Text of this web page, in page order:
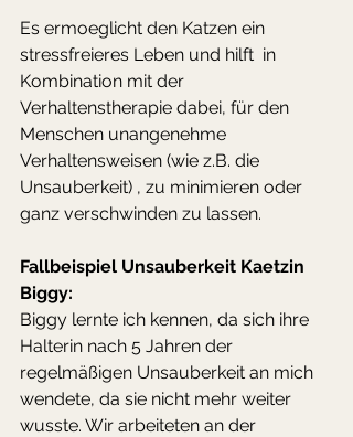
Es ermoeglicht den Katzen ein
stressfreieres Leben und hilft  in
Kombination mit der
Verhaltenstherapie dabei, für den
Menschen unangenehme
Verhaltensweisen (wie z.B. die
Unsauberkeit) , zu minimieren oder
ganz verschwinden zu lassen.
Fallbeispiel Unsauberkeit Kaetzin
Biggy:
Biggy lernte ich kennen, da sich ihre
Halterin nach 5 Jahren der
regelmäßigen Unsauberkeit an mich
wendete, da sie nicht mehr weiter
wusste. Wir arbeiteten an der